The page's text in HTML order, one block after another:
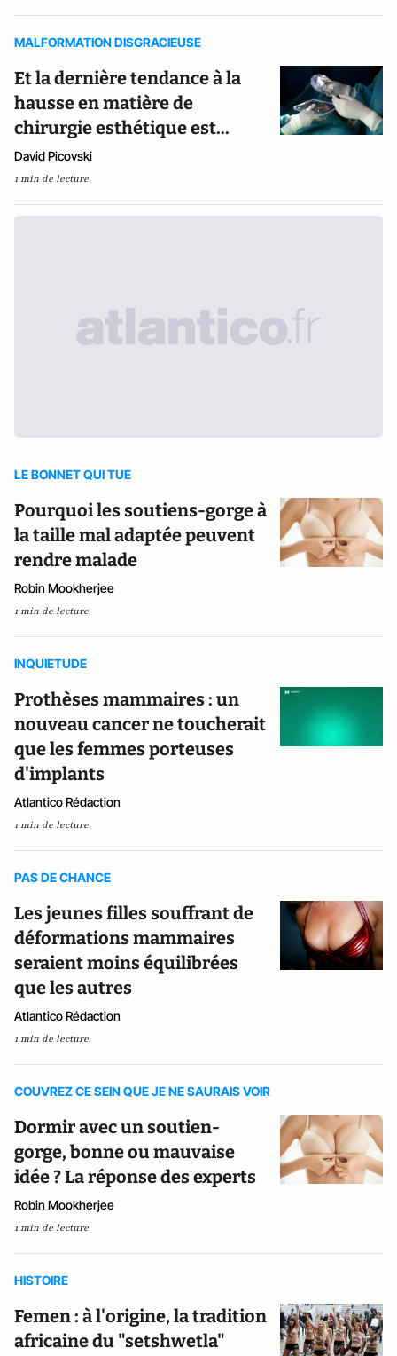
MALFORMATION DISGRACIEUSE
Et la dernière tendance à la
hausse en matière de
chirurgie esthétique est...
David Picovski
1 min de lecture
LE BONNET QUI TUE
Pourquoi les soutiens-gorge à
la taille mal adaptée peuvent
rendre malade
Robin Mookherjee
1 min de lecture
INQUIETUDE
Prothèses mammaires : un
nouveau cancer ne toucherait
que les femmes porteuses
d'implants
Atlantico Rédaction
1 min de lecture
PAS DE CHANCE
Les jeunes filles souffrant de
déformations mammaires
seraient moins équilibrées
que les autres
Atlantico Rédaction
1 min de lecture
COUVREZ CE SEIN QUE JE NE SAURAIS VOIR
Dormir avec un soutien-
gorge, bonne ou mauvaise
idée ? La réponse des experts
Robin Mookherjee
1 min de lecture
HISTOIRE
Femen : à l'origine, la tradition
africaine du "setshwetla"